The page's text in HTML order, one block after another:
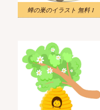
蜂の巣のイラスト 無料 1